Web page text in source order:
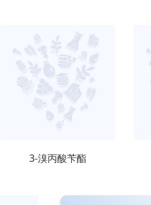
3-溴丙酸苄酯